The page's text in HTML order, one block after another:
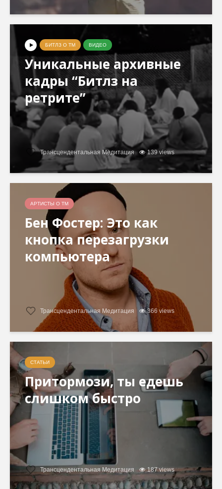
БИТЛЗ О ТМ ВИДЕО
Уникальные архивные
кадры “Битлз на
ретрите”
Трансцендентальная Медитация 139 views
АРТИСТЫ О ТМ
Бен Фостер: Это как
кнопка перезагрузки
компьютера
Трансцендентальная Медитация 366 views
СТАТЬИ
Притормози, ты едешь
слишком быстро
Трансцендентальная Медитация 187 views